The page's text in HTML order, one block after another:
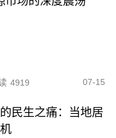
4919 07-15
民生之痛：当地居